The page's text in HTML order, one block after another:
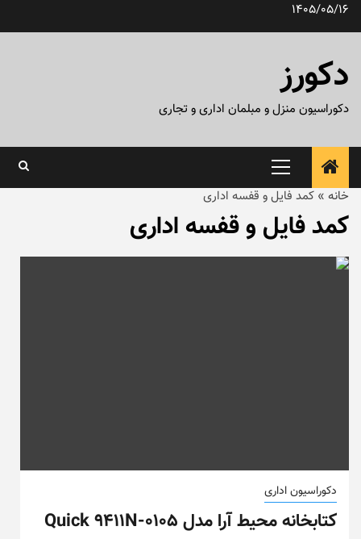
پرش1405/05/16
دکورز
دکوراسیون منزل و مبلمان اداری و تجاری
منوی
اصلی
خانه » کمد فایل و قفسه اداری
کمد فایل و قفسه اداری
دکوراسیون اداری
کتابخانه محیط آرا مدل Quick 9411N-0105